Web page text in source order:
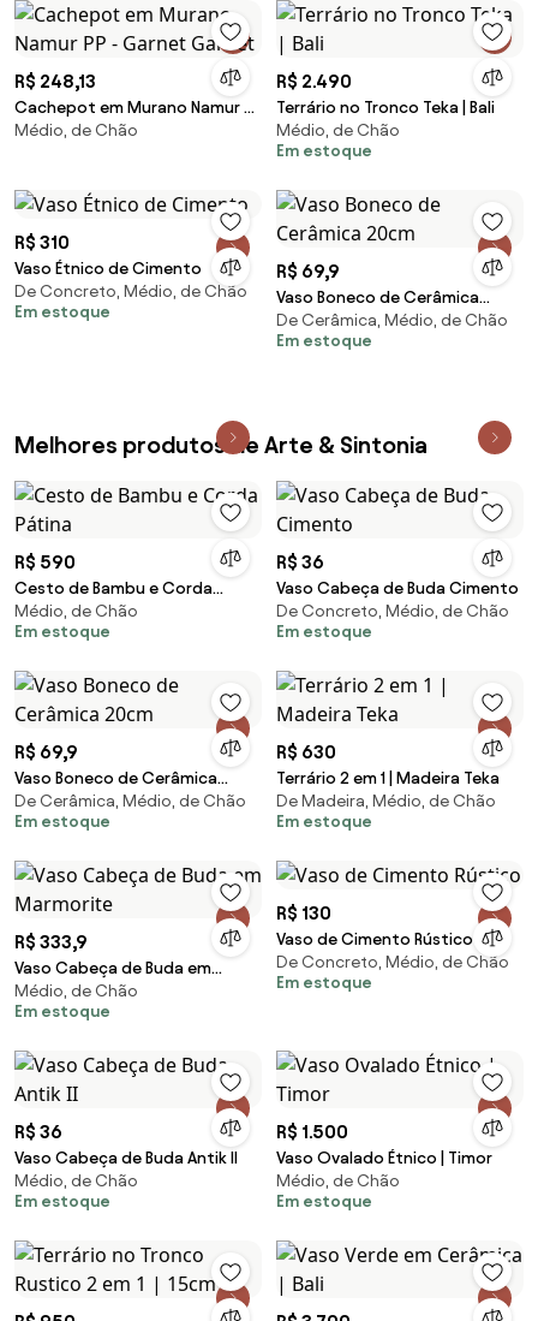
R$ 248,13
Cachepot em Murano Namur PP
- Garnet Garnet
Médio, de Chão
R$ 2.490
Terrário no Tronco Teka | Bali
Médio, de Chão
Em estoque
R$ 310
Vaso Étnico de Cimento
De Concreto, Médio, de Chão
Em estoque
R$ 69,9
Vaso Boneco de Cerâmica
20cm
De Cerâmica, Médio, de Chão
Em estoque
Melhores produtos de Arte & Sintonia
R$ 590
Cesto de Bambu e Corda
Pátina
Médio, de Chão
Em estoque
R$ 36
Vaso Cabeça de Buda Cimento
De Concreto, Médio, de Chão
Em estoque
R$ 69,9
Vaso Boneco de Cerâmica
20cm
De Cerâmica, Médio, de Chão
Em estoque
R$ 630
Terrário 2 em 1 | Madeira Teka
De Madeira, Médio, de Chão
Em estoque
R$ 333,9
Vaso Cabeça de Buda em
Marmorite
Médio, de Chão
Em estoque
R$ 130
Vaso de Cimento Rústico
De Concreto, Médio, de Chão
Em estoque
R$ 36
Vaso Cabeça de Buda Antik II
Médio, de Chão
Em estoque
R$ 1.500
Vaso Ovalado Étnico | Timor
Médio, de Chão
Em estoque